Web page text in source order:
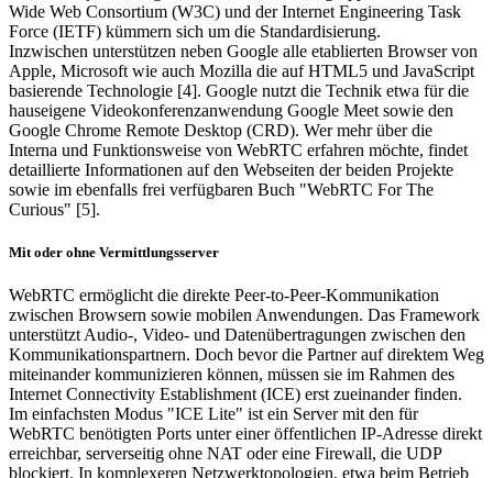
Wide Web Consortium (W3C) und der Internet Engineering Task
Force (IETF) kümmern sich um die Standardisierung.
Inzwischen unterstützen neben Google alle etablierten Browser von
Apple, Microsoft wie auch Mozilla die auf HTML5 und JavaScript
basierende Technologie [4]. Google nutzt die Technik etwa für die
hauseigene Videokonferenzanwendung Google Meet sowie den
Google Chrome Remote Desktop (CRD). Wer mehr über die
Interna und Funktionsweise von WebRTC erfahren möchte, findet
detaillierte Informationen auf den Webseiten der beiden Projekte
sowie im ebenfalls frei verfügbaren Buch "WebRTC For The
Curious" [5].
Mit oder ohne Vermittlungsserver
WebRTC ermöglicht die direkte Peer-to-Peer-Kommunikation
zwischen Browsern sowie mobilen Anwendungen. Das Framework
unterstützt Audio-, Video- und Datenübertragungen zwischen den
Kommunikationspartnern. Doch bevor die Partner auf direktem Weg
miteinander kommunizieren können, müssen sie im Rahmen des
Internet Connectivity Establishment (ICE) erst zueinander finden.
Im einfachsten Modus "ICE Lite" ist ein Server mit den für
WebRTC benötigten Ports unter einer öffentlichen IP-Adresse direkt
erreichbar, serverseitig ohne NAT oder eine Firewall, die UDP
blockiert. In komplexeren Netzwerktopologien, etwa beim Betrieb